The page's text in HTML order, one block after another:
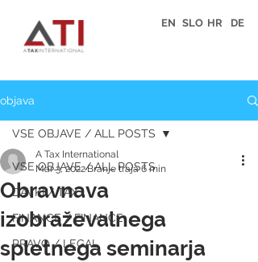
EN SLO HR DE
objava
VSE OBJAVE / ALL POSTS
DAVKI / TAX
FINANCE / FINANCE
PRAVO / LEGAL
VSE OBJAVE / ALL POSTS
Obravnava
izobraževalnega
spletnega seminarja
A Tax International
Mar 3, 2022Branje traja 6 min